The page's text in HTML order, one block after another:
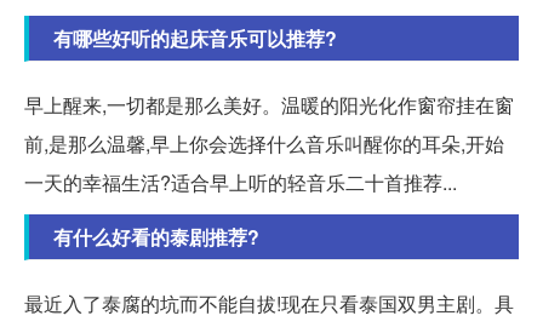
有哪些好听的起床音乐可以推荐?
早上醒来,一切都是那么美好。温暖的阳光化作窗帘挂在窗
前,是那么温馨,早上你会选择什么音乐叫醒你的耳朵,开始
一天的幸福生活?适合早上听的轻音乐二十首推荐...
有什么好看的泰剧推荐?
最近入了泰腐的坑而不能自拔!现在只看泰国双男主剧。具